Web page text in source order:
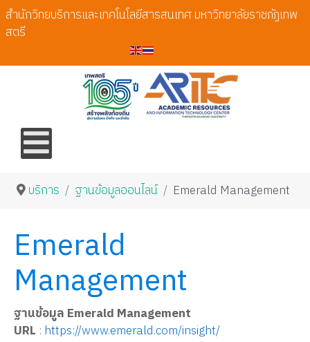
สำนักวิทยบริการและเทคโนโลยีสารสนเทศ มหาวิทยาลัยราชภัฏเทพ
สตรี
บริการ ฐานข้อมูลออนไลน์ Emerald Management
Emerald
Management
ฐานข้อมูล Emerald Management
URL : https://www.emerald.com/insight/